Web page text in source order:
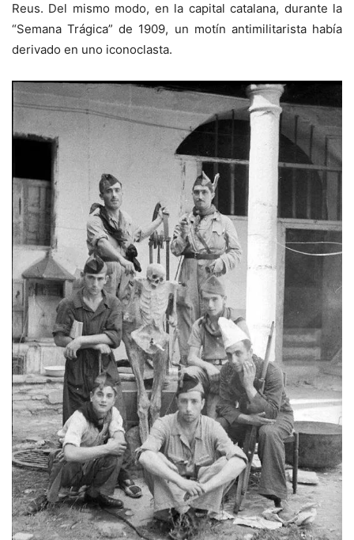
Reus. Del mismo modo, en la capital catalana, durante la
“Semana Trágica” de 1909, un motín antimilitarista había
derivado en uno iconoclasta.